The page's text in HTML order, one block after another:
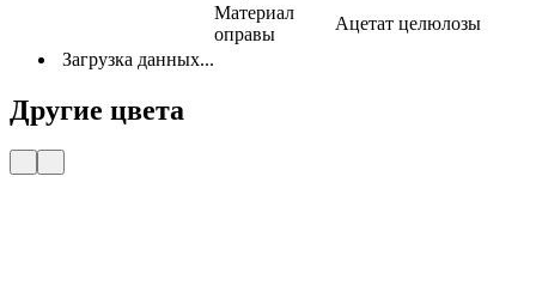
Материал
оправы
Ацетат целюлозы
Загрузка данных...
Другие цвета